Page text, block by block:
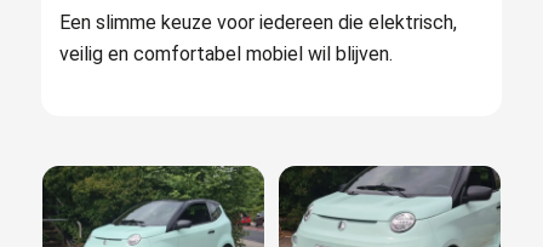
Een slimme keuze voor iedereen die elektrisch,
veilig en comfortabel mobiel wil blijven.